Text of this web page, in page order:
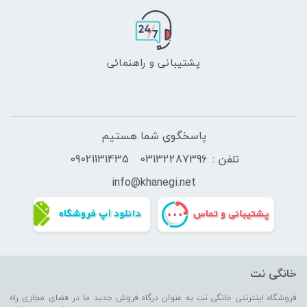
پشتیبانی و راهنمائی
پاسخگوی شما هستیم
تلفن : 03132287396
09021131435
info@khanegi.net
خانگی نت
فروشگاه اینترنتی خانگی نت به عنوان درگاه فروش جدید ما در فضای مجازی راه